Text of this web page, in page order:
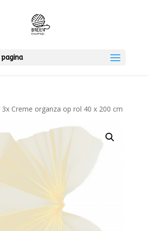
Creme organza op rol 40 x 200 cm